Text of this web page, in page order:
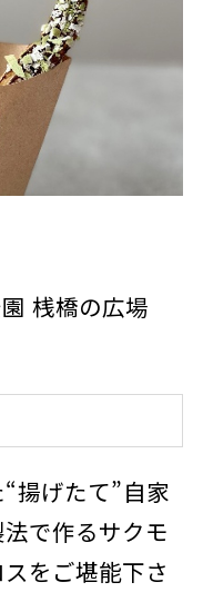
桟橋の広場
揚げたて”自家
で作るサクモ
をご堪能下さ